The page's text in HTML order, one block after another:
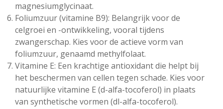
magnesiumglycinaat.
Foliumzuur (vitamine B9): Belangrijk voor de
celgroei en -ontwikkeling, vooral tijdens
zwangerschap. Kies voor de actieve vorm van
foliumzuur, genaamd methylfolaat.
Vitamine E: Een krachtige antioxidant die helpt bij
het beschermen van cellen tegen schade. Kies voor
natuurlijke vitamine E (d-alfa-tocoferol) in plaats
van synthetische vormen (dl-alfa-tocoferol).